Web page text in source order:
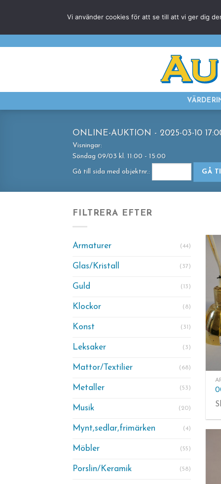
content
ONLINE-AUKTION - 2025-03-10
Visningar:
Söndag 09/03 kl. 11:00 - 15:00
Gå till sida med objektnr.: GÅ
FILTRERA EFTER
Armaturer (44)
Glas/Kristall (37)
Guld (13)
Klockor (8)
Konst (31)
Leksaker (3)
Mattor/Textilier (68)
Metaller (53)
Musik (20)
Mynt,sedlar,frimärken (4)
Möbler (55)
Porslin/Keramik (58)
Vi använder cookies för att se till att vi ger dig